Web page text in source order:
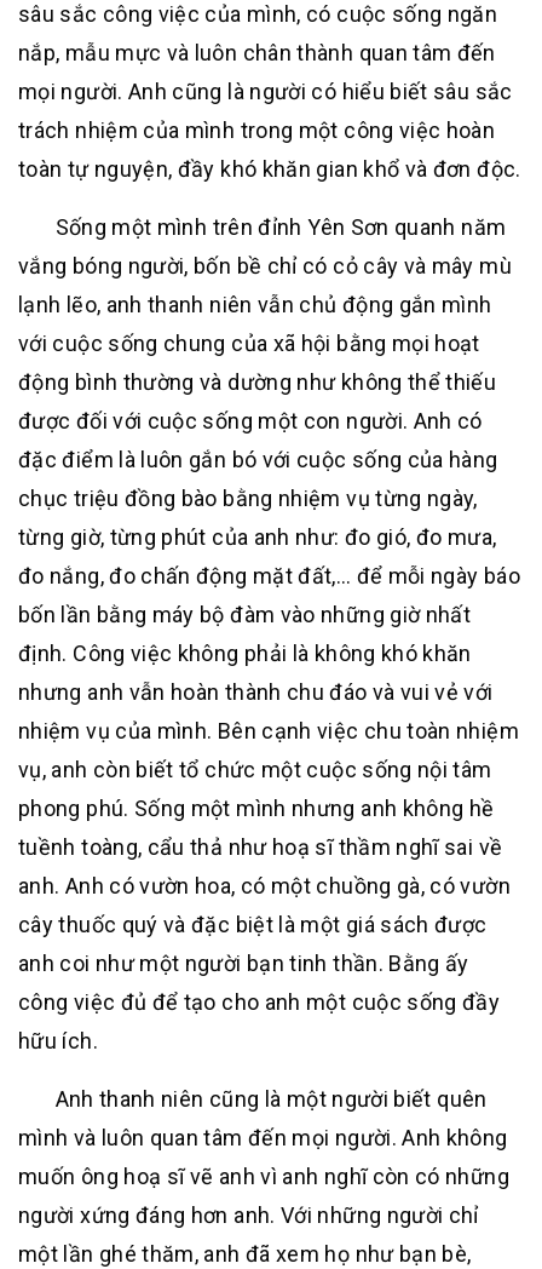
sâu sắc công việc của mình, có cuộc sống ngăn
nắp, mẫu mực và luôn chân thành quan tâm đến
mọi người. Anh cũng là người có hiểu biết sâu sắc
trách nhiệm của mình trong một công việc hoàn
toàn tự nguyện, đầy khó khăn gian khổ và đơn độc.
Sống một mình trên đỉnh Yên Sơn quanh năm
vắng bóng người, bốn bề chỉ có cỏ cây và mây mù
lạnh lẽo, anh thanh niên vẫn chủ động gắn mình
với cuộc sống chung của xã hội bằng mọi hoạt
động bình thường và dường như không thể thiếu
được đối với cuộc sống một con người. Anh có
đặc điểm là luôn gắn bó với cuộc sống của hàng
chục triệu đồng bào bằng nhiệm vụ từng ngày,
từng giờ, từng phút của anh như: đo gió, đo mưa,
đo nắng, đo chấn động mặt đất,… để mỗi ngày báo
bốn lần bằng máy bộ đàm vào những giờ nhất
định. Công việc không phải là không khó khăn
nhưng anh vẫn hoàn thành chu đáo và vui vẻ với
nhiệm vụ của mình. Bên cạnh việc chu toàn nhiệm
vụ, anh còn biết tổ chức một cuộc sống nội tâm
phong phú. Sống một mình nhưng anh không hề
tuềnh toàng, cẩu thả như hoạ sĩ thầm nghĩ sai về
anh. Anh có vườn hoa, có một chuồng gà, có vườn
cây thuốc quý và đặc biệt là một giá sách được
anh coi như một người bạn tinh thần. Bằng ấy
công việc đủ để tạo cho anh một cuộc sống đầy
hữu ích.
Anh thanh niên cũng là một người biết quên
mình và luôn quan tâm đến mọi người. Anh không
muốn ông hoạ sĩ vẽ anh vì anh nghĩ còn có những
người xứng đáng hơn anh. Với những người chỉ
một lần ghé thăm, anh đã xem họ như bạn bè,